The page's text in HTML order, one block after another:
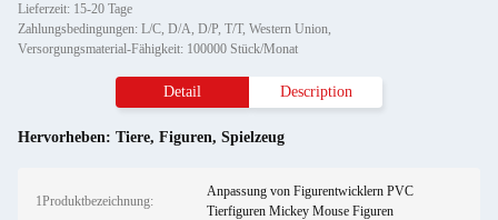
Lieferzeit: 15-20 Tage
Zahlungsbedingungen: L/C, D/A, D/P, T/T, Western Union,
Versorgungsmaterial-Fähigkeit: 100000 Stück/Monat
Detail Description
Hervorheben: Tiere, Figuren, Spielzeug
1Produktbezeichnung:
Anpassung von Figurentwicklern PVC
Tierfiguren Mickey Mouse Figuren